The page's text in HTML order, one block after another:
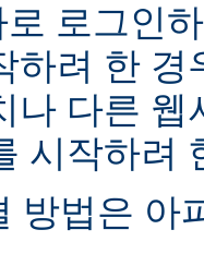
로그인
하려 한 경
나 다른
시작하려
방법은 아